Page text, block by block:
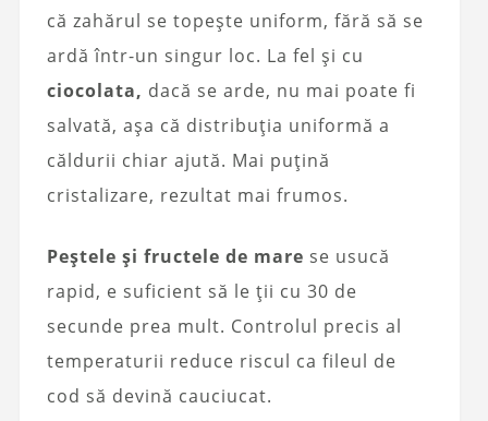
că zahărul se topește uniform, fără să se
ardă într-un singur loc. La fel și cu
ciocolata, dacă se arde, nu mai poate fi
salvată, așa că distribuția uniformă a
căldurii chiar ajută. Mai puțină
cristalizare, rezultat mai frumos.
Peștele și fructele de mare se usucă
rapid, e suficient să le ții cu 30 de
secunde prea mult. Controlul precis al
temperaturii reduce riscul ca fileul de
cod să devină cauciucat.